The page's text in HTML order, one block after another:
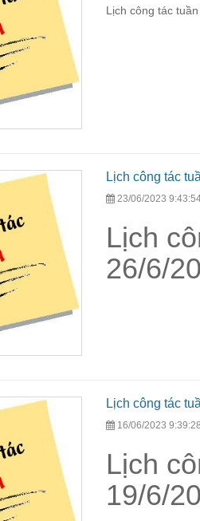
Lịch công tác
Lịch công tác
23/06/2023
Lịch
26/6/
Lịch công tác
16/06/2023 9:39:28
Lịch
19/6/